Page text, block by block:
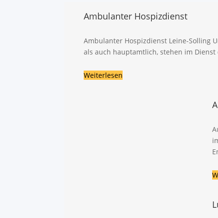
Ambulanter Hospizdienst
Ambulanter Hospizdienst Leine-Solling
als auch hauptamtlich, stehen im
Weiterlesen